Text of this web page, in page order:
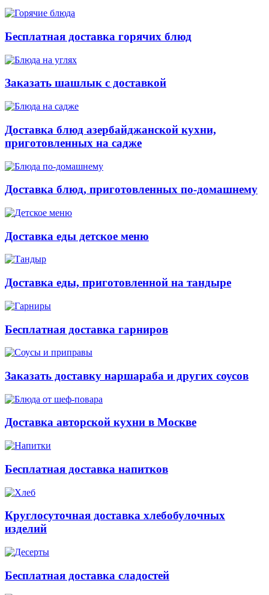
Бесплатная доставка горячих блюд
Заказать шашлык с доставкой
Доставка блюд азербайджанской кухни,
приготовленных на садже
Доставка блюд, приготовленных по-домашнему
Доставка еды детское меню
Доставка еды, приготовленной на тандыре
Бесплатная доставка гарниров
Заказать доставку наршараба и других соусов
Доставка авторской кухни в Москве
Бесплатная доставка напитков
Круглосуточная доставка хлебобулочных
изделий
Бесплатная доставка сладостей